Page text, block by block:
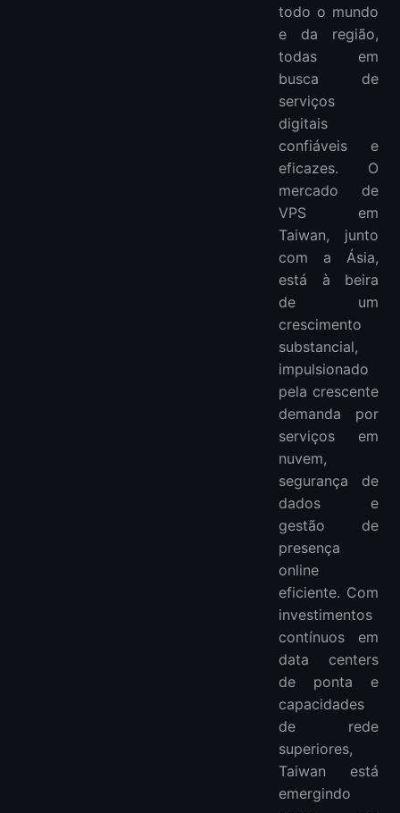
todo o mundo
e da região,
todas em
busca de
serviços
digitais
confiáveis e
eficazes. O
mercado de
VPS em
Taiwan, junto
com a Ásia,
está à beira
de um
crescimento
substancial,
impulsionado
pela crescente
demanda por
serviços em
nuvem,
segurança de
dados e
gestão de
presença
online
eficiente. Com
investimentos
contínuos em
data centers
de ponta e
capacidades
de rede
superiores,
Taiwan está
emergindo